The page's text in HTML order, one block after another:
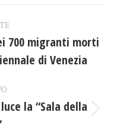
700 migranti morti
di Venezia
la “Sala della